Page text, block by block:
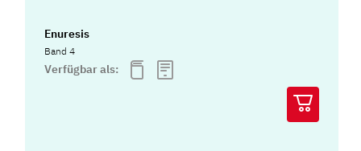
Enuresis
Band 4
Verfügbar als: